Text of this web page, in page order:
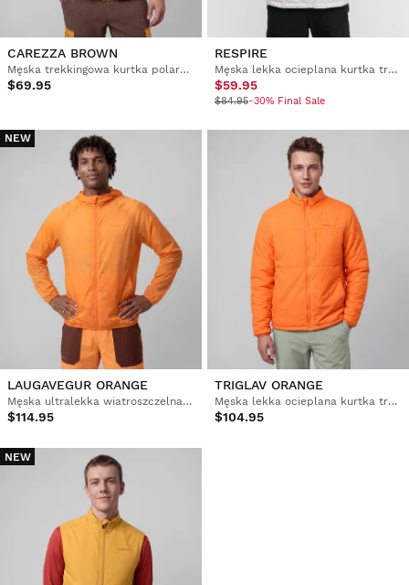
CAREZZA BROWN
Męska trekkingowa kurtka polarowa
$69.95
RESPIRE
Męska lekka ocieplana kurtka trekkingowa
$59.95
$84.95-30% Final Sale
NEW
LAUGAVEGUR ORANGE
Męska ultralekka wiatroszczelna kurtka trekkingowa
$114.95
TRIGLAV ORANGE
Męska lekka ocieplana kurtka trekkingowa
$104.95
NEW